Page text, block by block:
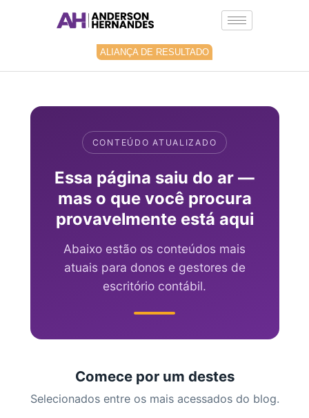
ALIANÇA DE RESULTADO
CONTEÚDO ATUALIZADO
Essa página saiu do ar —
mas o que você procura
provavelmente está aqui
Abaixo estão os conteúdos mais
atuais para donos e gestores de
escritório contábil.
Comece por um destes
Selecionados entre os mais acessados do blog.